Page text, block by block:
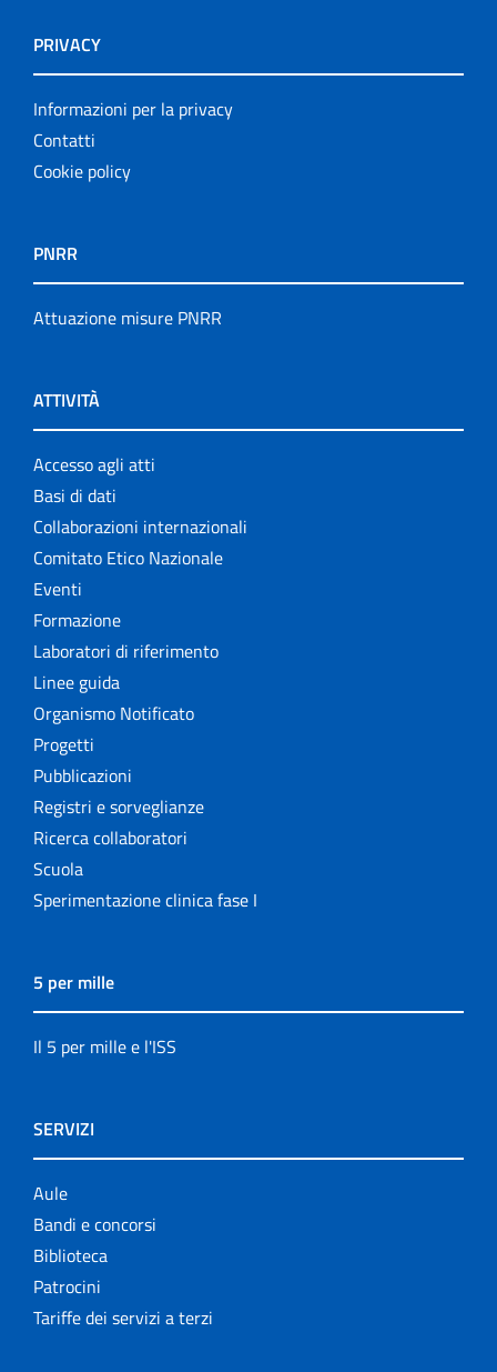
PRIVACY
Informazioni per la privacy
Contatti
Cookie policy
PNRR
Attuazione misure PNRR
ATTIVITÀ
Accesso agli atti
Basi di dati
Collaborazioni internazionali
Comitato Etico Nazionale
Eventi
Formazione
Laboratori di riferimento
Linee guida
Organismo Notificato
Progetti
Pubblicazioni
Registri e sorveglianze
Ricerca collaboratori
Scuola
Sperimentazione clinica fase I
5 per mille
Il 5 per mille e l'ISS
SERVIZI
Aule
Bandi e concorsi
Biblioteca
Patrocini
Tariffe dei servizi a terzi